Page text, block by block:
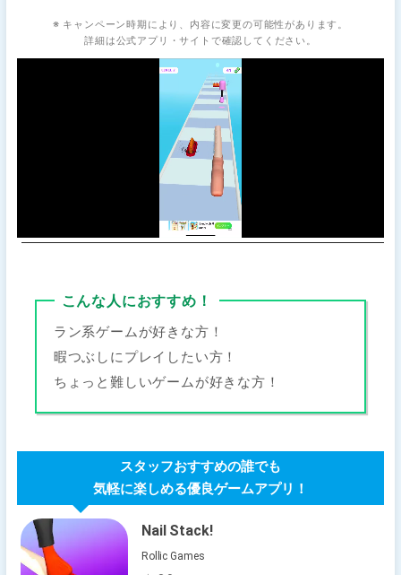
※ キャンペーン時期により、内容に変更の可能性があります。
詳細は公式アプリ・サイトで確認してください。
こんな人におすすめ！
ラン系ゲームが好きな方！
暇つぶしにプレイしたい方！
ちょっと難しいゲームが好きな方！
スタッフおすすめの誰でも
気軽に楽しめる優良ゲームアプリ！
Nail Stack!
Rollic Games